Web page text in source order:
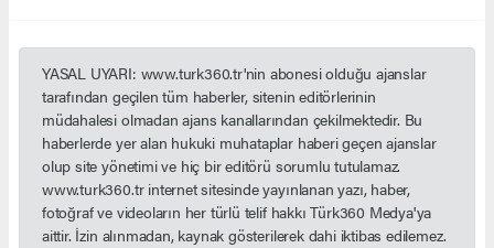
YASAL UYARI: www.turk360.tr'nin abonesi olduğu ajanslar
tarafından geçilen tüm haberler, sitenin editörlerinin
müdahalesi olmadan ajans kanallarından çekilmektedir. Bu
haberlerde yer alan hukuki muhataplar haberi geçen ajanslar
olup site yönetimi ve hiç bir editörü sorumlu tutulamaz.
www.turk360.tr internet sitesinde yayınlanan yazı, haber,
fotoğraf ve videoların her türlü telif hakkı Türk360 Medya'ya
aittir. İzin alınmadan, kaynak gösterilerek dahi iktibas edilemez.